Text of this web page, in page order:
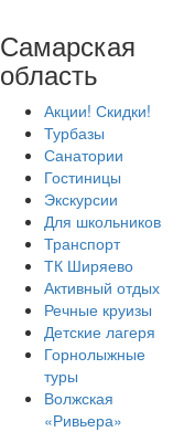
Самарская
область
Акции! Скидки!
Турбазы
Санатории
Гостиницы
Экскурсии
Для школьников
Транспорт
ТК Ширяево
Активный отдых
Речные круизы
Детские лагеря
Горнолыжные
туры
Волжская
«Ривьера»